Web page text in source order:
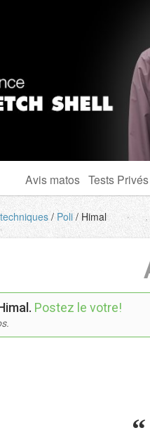
Avis matos Tests Privés
Poli Himal
Postez le votre!